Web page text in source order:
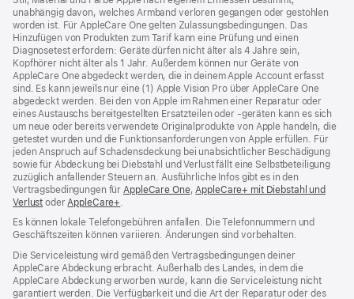
unabhängig davon, welches Armband verloren gegangen oder gestohlen
worden ist. Für AppleCare One gelten Zulassungsbedingungen. Das
Hinzufügen von Produkten zum Tarif kann eine Prüfung und einen
Diagnosetest erfordern: Geräte dürfen nicht älter als 4 Jahre sein,
Kopfhörer nicht älter als 1 Jahr. Außerdem können nur Geräte von
AppleCare One abgedeckt werden, die in deinem Apple Account erfasst
sind. Es kann jeweils nur eine (1) Apple Vision Pro über AppleCare One
abgedeckt werden. Bei den von Apple im Rahmen einer Reparatur oder
eines Austauschs bereitgestellten Ersatzteilen oder ‑geräten kann es sich
um neue oder bereits verwendete Originalprodukte von Apple handeln, die
getestet wurden und die Funktions­anforderungen von Apple erfüllen. Für
jeden Anspruch auf Schadensdeckung bei unabsichtlicher Beschädigung
sowie für Abdeckung bei Diebstahl und Verlust fällt eine Selbstbeteiligung
zuzüglich anfallender Steuern an. Ausführliche Infos gibt es in den
Vertragsbedingungen für AppleCare One(Öffnet
Fenster)
, AppleCare+ mit Diebstahl und
Verlust (Öffnet
neues
Fenster)
oder AppleCare+
neues
Fenster)
Es können lokale Telefongebühren anfallen. Die Telefonnummern und
Geschäftszeiten können variieren. Änderungen sind vorbehalten.
Die Serviceleistung wird gemäß den Vertragsbedingungen deiner
AppleCare Abdeckung erbracht. Außerhalb des Landes, in dem die
AppleCare Abdeckung erworben wurde, kann die Serviceleistung nicht
garantiert werden. Die Verfügbarkeit und die Art der Reparatur oder des